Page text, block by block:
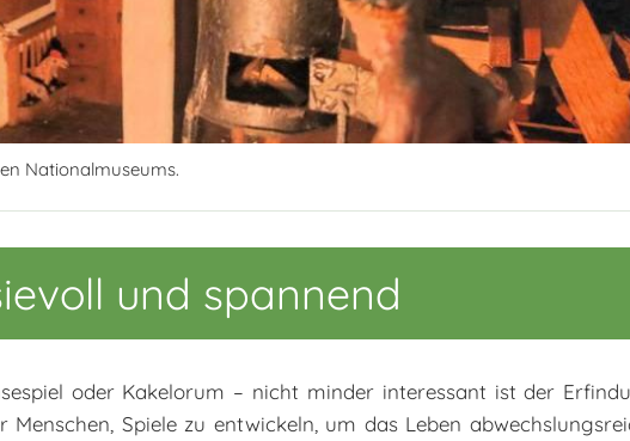
Nationalmuseums.
und spannend
oder Kakelorum – nicht minder interessant ist der
Menschen, Spiele zu entwickeln, um das Leben